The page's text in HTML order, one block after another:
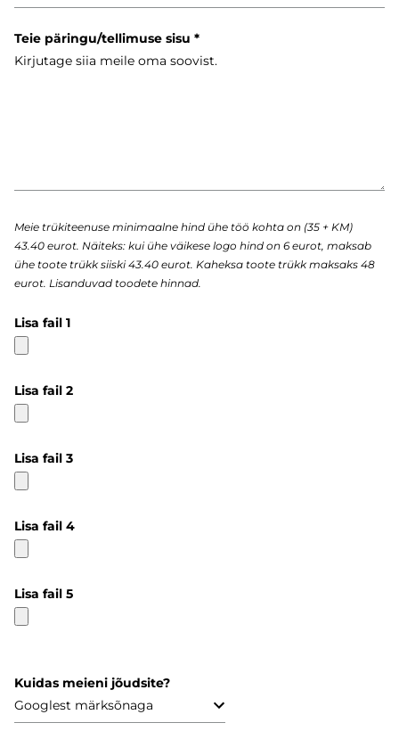
Teie päringu/tellimuse sisu
Meie trükiteenuse minimaalne hind ühe töö kohta on (35 + KM)
43.40 eurot. Näiteks: kui ühe väikese logo hind on 6 eurot, maksab
ühe toote trükk siiski 43.40 eurot. Kaheksa toote trükk maksaks 48
eurot. Lisanduvad toodete hinnad.
Lisa fail 1
Lisa fail 2
Lisa fail 3
Lisa fail 4
Lisa fail 5
Kuidas meieni jõudsite?